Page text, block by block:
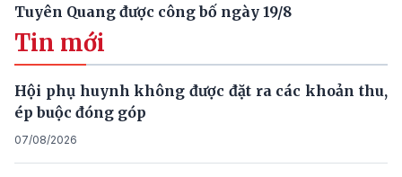
Tuyên Quang được công bố ngày 19/8
Tin mới
Hội phụ huynh không được đặt ra các khoản thu,
ép buộc đóng góp
07/08/2026